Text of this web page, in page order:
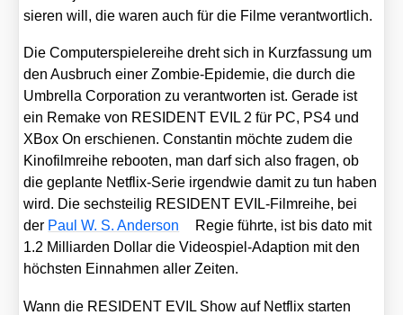
sie­ren will, die waren auch für die Fil­me ver­ant­wort­lich.
Die Com­pu­ter­spie­le­rei­he dreht sich in Kurz­fas­sung um
den Aus­bruch einer Zom­bie-Epi­de­mie, die durch die
Umbrel­la Cor­po­ra­ti­on zu ver­ant­wor­ten ist. Gera­de ist
ein Remake von RESIDENT EVIL 2 für PC, PS4 und
XBox On erschie­nen. Con­stan­tin möch­te zudem die
Kino­film­rei­he reboo­ten, man darf sich also fra­gen, ob
die geplan­te Net­flix-Serie irgend­wie damit zu tun haben
wird. Die sechs­tei­lig RESIDENT EVIL-Film­rei­he, bei
der Paul W. S. Ander­son
Regie führ­te, ist bis dato mit
1.2 Mil­li­ar­den Dol­lar die Video­spiel-Adap­ti­on mit den
höchs­ten Ein­nah­men aller Zei­ten.
Wann die RESIDENT EVIL Show auf Net­flix star­ten